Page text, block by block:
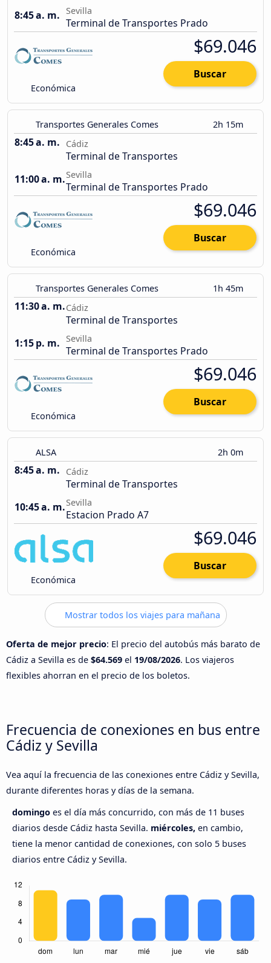
8:45 a. m. Sevilla
Terminal de Transportes Prado
Económica
$69.046
Buscar
Transportes Generales Comes 2h 15m
8:45 a. m. Cádiz
Terminal de Transportes
11:00 a. m.Sevilla
Terminal de Transportes Prado
Económica
$69.046
Buscar
Transportes Generales Comes 1h 45m
11:30 a. m.Cádiz
Terminal de Transportes
1:15 p. m. Sevilla
Terminal de Transportes Prado
Económica
$69.046
Buscar
ALSA 2h 0m
8:45 a. m. Cádiz
Terminal de Transportes
10:45 a. m.Sevilla
Estacion Prado A7
Económica
$69.046
Buscar
Mostrar todos los viajes para mañana
Oferta de mejor precio: El precio del autobús más barato de
Cádiz a Sevilla es de $64.569 el 19/08/2026. Los viajeros
flexibles ahorran en el precio de los boletos.
Frecuencia de conexiones en bus entre
Cádiz y Sevilla
Vea aquí la frecuencia de las conexiones entre Cádiz y Sevilla,
durante diferentes horas y días de la semana.
domingo es el día más concurrido, con más de 11 buses
diarios desde Cádiz hasta Sevilla. miércoles, en cambio,
tiene la menor cantidad de conexiones, con solo 5 buses
diarios entre Cádiz y Sevilla.